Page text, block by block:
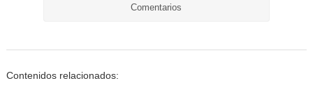
Comentarios
Contenidos relacionados: